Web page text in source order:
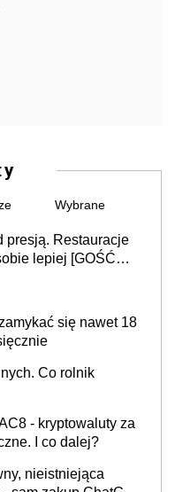
Wybrane
presją. Restauracje
lepiej [GOŚĆ
się nawet 18
Co rolnik
- kryptowaluty za
I co dalej?
nieistniejąca